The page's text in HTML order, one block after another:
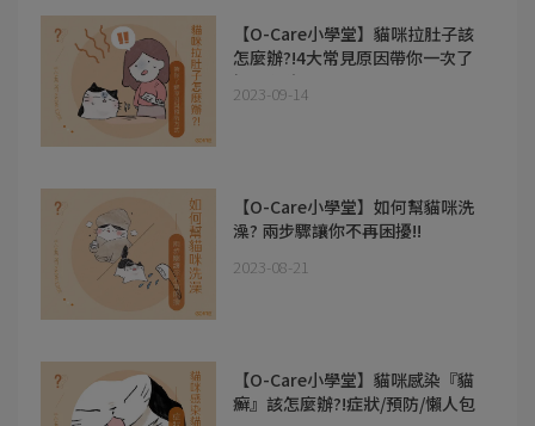
【O-Care小學堂】貓咪拉肚子該
怎麼辦?!4大常見原因帶你一次了
解及預防!!
2023-09-14
【O-Care小學堂】如何幫貓咪洗
澡? 兩步驟讓你不再困擾!!
2023-08-21
【O-Care小學堂】貓咪感染『貓
癬』該怎麼辦?!症狀/預防/懶人包